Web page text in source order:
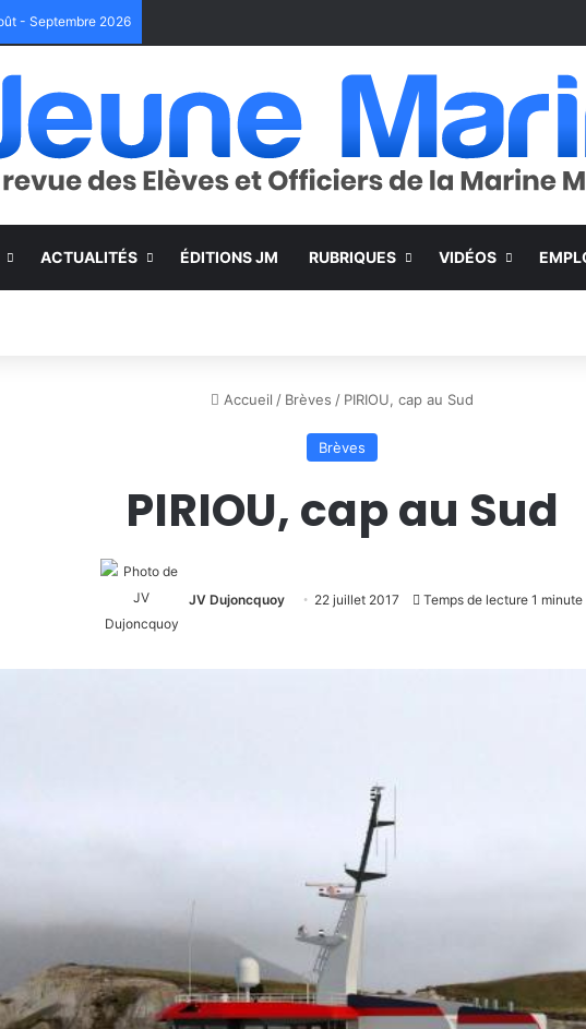
- Septembre 2026
ACTUALITÉS ÉDITIONS JM RUBRIQUES VIDÉOS
Accueil / Brèves / PIRIOU, cap au Sud
Brèves
PIRIOU, cap au Sud
JV Dujoncquoy 22 juillet 2017 Temps de lecture 1 minute